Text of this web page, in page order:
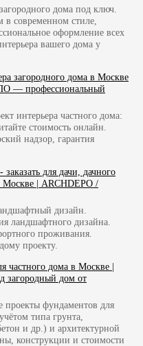
дома под ключ.
в современном стиле,
оформление всех
вашего дома у
загородного дома в Москве
— профессиональный
интерьера частного дома:
стоимость онлайн.
надзор, гарантия
для дачи, дачного
Москве | ARCHDEPO /
дизайн.
ландшафтного дизайна.
проживания.
проекту.
частного дома в Москве |
загородный дом от
проекты фундаментов для
типа грунта,
и др.) и архитектурной
конструкции и стоимости
01
БЮРО
поставщиков]